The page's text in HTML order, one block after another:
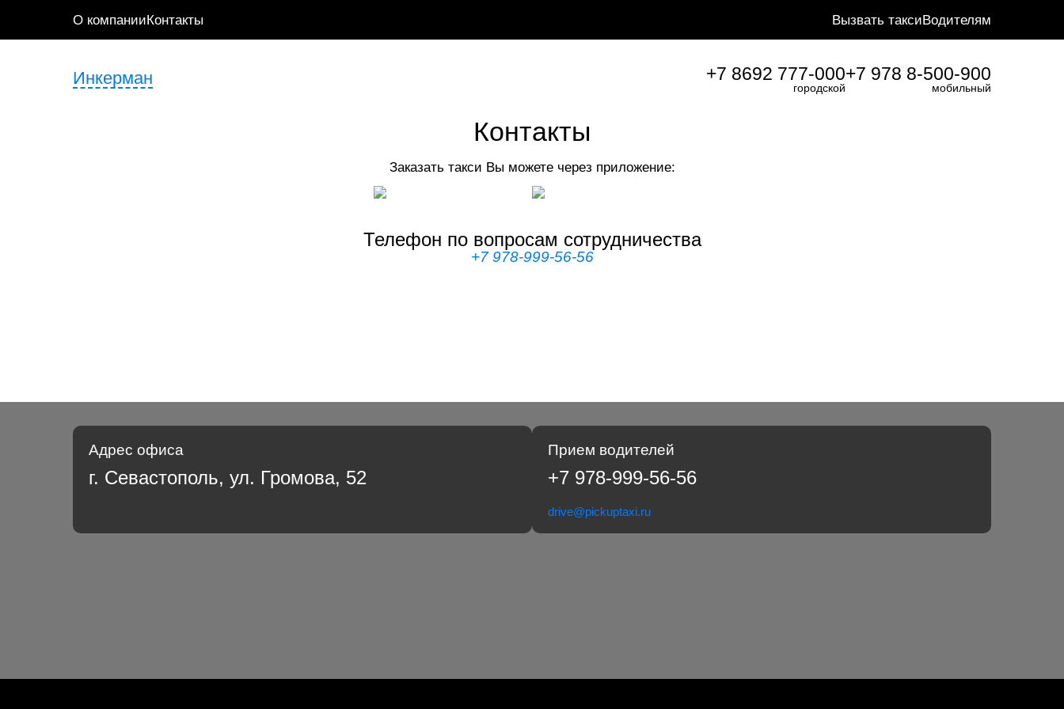
О компанииКонтакты Вызвать таксиВодителям
Инкерман +7 8692 777-000
городской
+7 978 8-500-900
мобильный
Контакты
Заказать такси Вы можете через приложение:
Телефон по вопросам сотрудничества
+7 978-999-56-56
Адрес офиса
г. Севастополь, ул. Громова, 52
Прием водителей
+7 978-999-56-56
drive@pickuptaxi.ru